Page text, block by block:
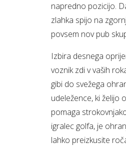
napredno pozicijo.
zlahka spijo na
povsem nov pub
Izbira desnega
voznik zdi v vaših
gibi do svežega
udeležence, ki želijo
pomaga
igralec golfa, je
lahko preizkusite